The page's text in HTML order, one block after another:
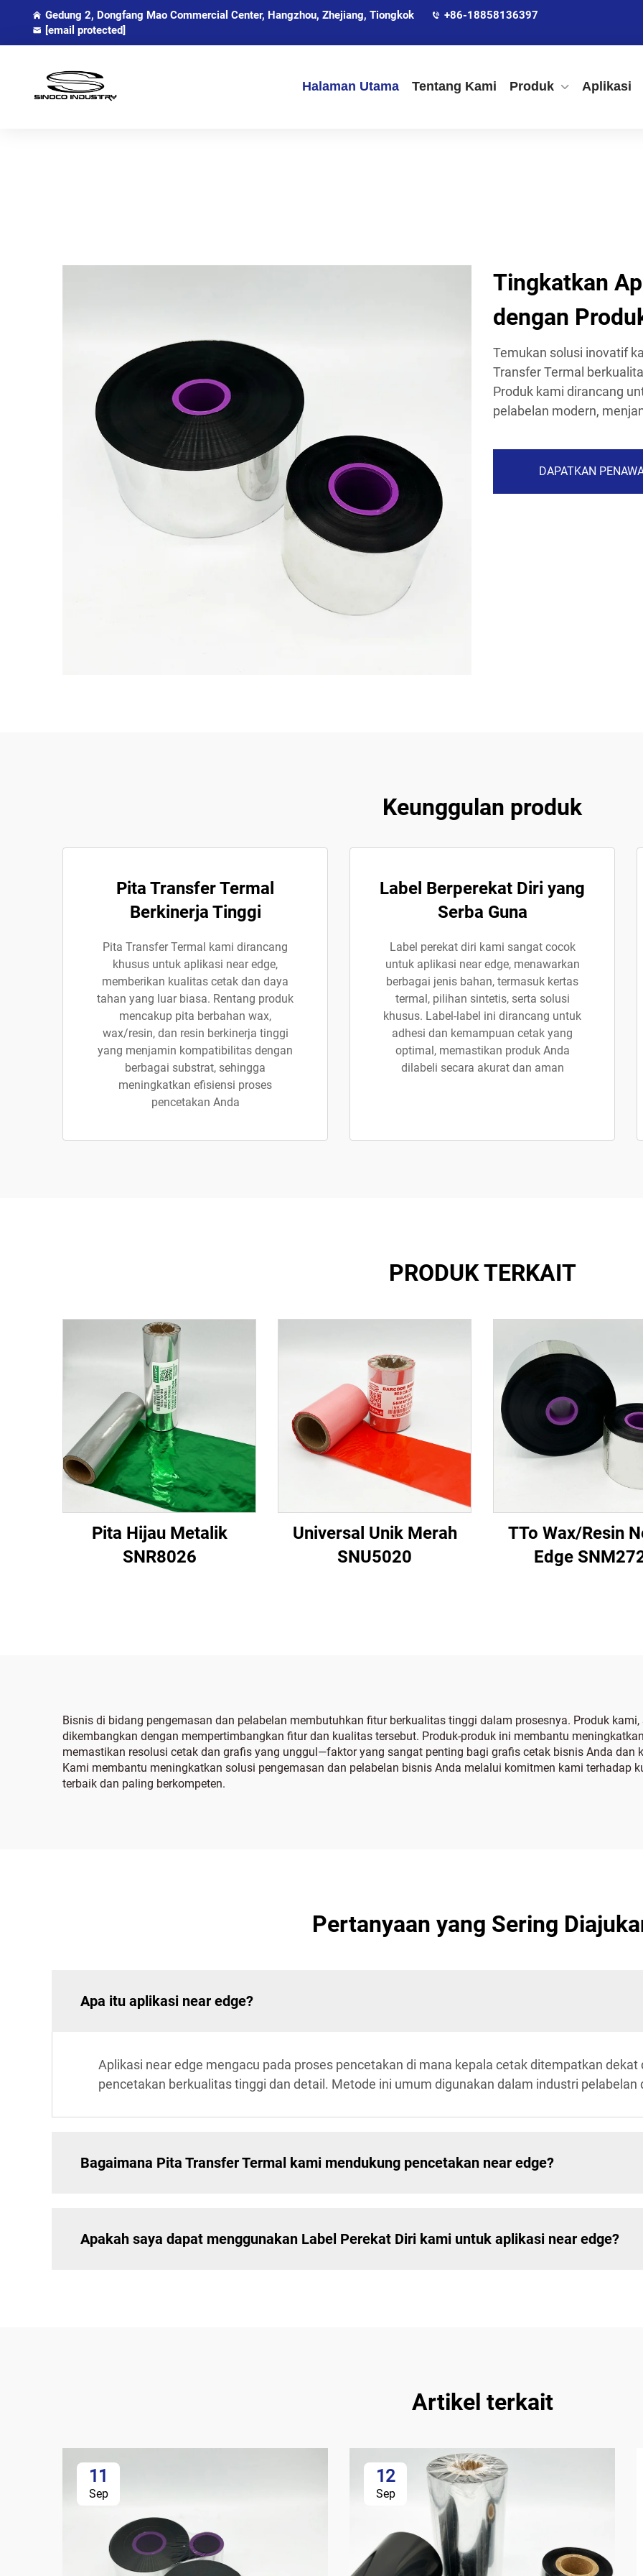
Gedung 2, Dongfang Mao Commercial Center, Hangzhou, Zhejiang, Tiongkok
+86-18858136397
[email protected]
Halaman Utama Tentang Kami Produk Aplikasi
Tingkatkan
dengan
Temukan solusi inovatif
Transfer Termal
Produk kami dirancang
pelabelan modern,
DAPATKAN
Keunggulan produk
Pita Transfer Termal
Berkinerja Tinggi
Pita Transfer Termal kami dirancang
khusus untuk aplikasi near edge,
memberikan kualitas cetak dan daya
tahan yang luar biasa. Rentang produk
mencakup pita berbahan wax,
wax/resin, dan resin berkinerja tinggi
yang menjamin kompatibilitas dengan
berbagai substrat, sehingga
meningkatkan efisiensi proses
pencetakan Anda
Label Berperekat Diri yang
Serba Guna
Label perekat diri kami sangat cocok
untuk aplikasi near edge, menawarkan
berbagai jenis bahan, termasuk kertas
termal, pilihan sintetis, serta solusi
khusus. Label-label ini dirancang untuk
adhesi dan kemampuan cetak yang
optimal, memastikan produk Anda
dilabeli secara akurat dan aman
PRODUK TERKAIT
Pita Hijau Metalik
SNR8026
Universal Unik Merah
SNU5020
TTo Wax/Resin
Edge
Bisnis di bidang pengemasan dan pelabelan membutuhkan fitur berkualitas tinggi dalam prosesnya. Produk
dikembangkan dengan mempertimbangkan fitur dan kualitas tersebut. Produk-produk ini membantu
memastikan resolusi cetak dan grafis yang unggul—faktor yang sangat penting bagi grafis cetak bisnis Anda dan
Kami membantu meningkatkan solusi pengemasan dan pelabelan bisnis Anda melalui komitmen kami terhadap
terbaik dan paling berkompeten.
Pertanyaan yang Sering
Apa itu aplikasi near edge?
Aplikasi near edge mengacu pada proses pencetakan di mana kepala cetak ditempatkan
pencetakan berkualitas tinggi dan detail. Metode ini umum digunakan dalam industri pelabelan
Bagaimana Pita Transfer Termal kami mendukung pencetakan near edge?
Apakah saya dapat menggunakan Label Perekat Diri kami untuk aplikasi near edge?
Artikel terkait
11
Sep
12
Sep